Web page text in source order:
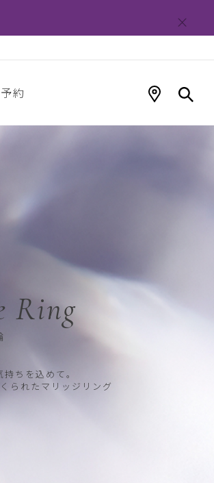
約
Ring
ちを込めて。
られたマリッジリング